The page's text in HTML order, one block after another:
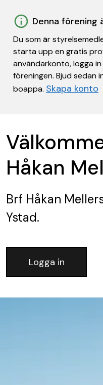
Denna förening
Du som är
starta upp en gratis
användarkonto, logga
föreningen. Bjud sedan
boappa. Skapa konto
Håkan
Brf Håkan
Ystad.
Logga in